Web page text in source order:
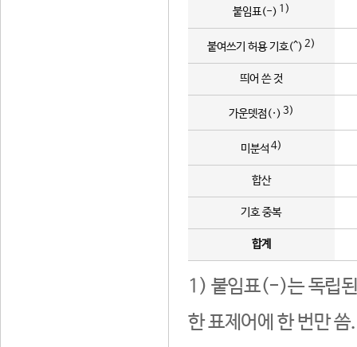
붙임표(-) 1)
붙여쓰기 허용 기호(^) 2)
띄어 쓴 것
가운뎃점(·) 3)
미분석 4)
합산
기호 중복
합계
1) 붙임표(-)는 독립된
한 표제어에 한 번만